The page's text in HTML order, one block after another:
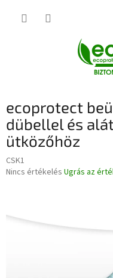
ecoprotect
dübellel és
ütközőhöz
CSK1
A
5-
Nincs értékelés Ugrás az